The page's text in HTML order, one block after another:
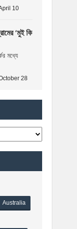
10
‘মুই কি
মধ্যে
28
Australia